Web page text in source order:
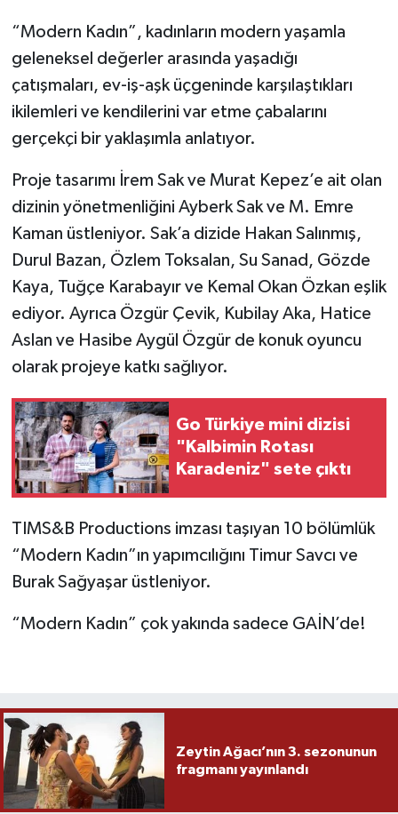
“Modern Kadın”, kadınların modern yaşamla
geleneksel değerler arasında yaşadığı
çatışmaları, ev-iş-aşk üçgeninde karşılaştıkları
ikilemleri ve kendilerini var etme çabalarını
gerçekçi bir yaklaşımla anlatıyor.
Proje tasarımı İrem Sak ve Murat Kepez’e ait olan
dizinin yönetmenliğini Ayberk Sak ve M. Emre
Kaman üstleniyor. Sak’a dizide Hakan Salınmış,
Durul Bazan, Özlem Toksalan, Su Sanad, Gözde
Kaya, Tuğçe Karabayır ve Kemal Okan Özkan eşlik
ediyor. Ayrıca Özgür Çevik, Kubilay Aka, Hatice
Aslan ve Hasibe Aygül Özgür de konuk oyuncu
olarak projeye katkı sağlıyor.
Go Türkiye mini dizisi
"Kalbimin Rotası
Karadeniz" sete çıktı
TIMS&B Productions imzası taşıyan 10 bölümlük
“Modern Kadın”ın yapımcılığını Timur Savcı ve
Burak Sağyaşar üstleniyor.
“Modern Kadın” çok yakında sadece GAİN’de!
Zeytin Ağacı’nın 3. sezonunun
fragmanı yayınlandı